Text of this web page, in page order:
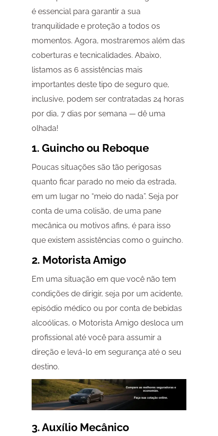
é essencial para garantir a sua
tranquilidade e proteção a todos os
momentos. Agora, mostraremos além das
coberturas e tecnicalidades. Abaixo,
listamos as 6 assistências mais
importantes deste tipo de seguro que,
inclusive, podem ser contratadas 24 horas
por dia, 7 dias por semana — dê uma
olhada!
1. Guincho ou Reboque
Poucas situações são tão perigosas
quanto ficar parado no meio da estrada,
em um lugar no “meio do nada”. Seja por
conta de uma colisão, de uma pane
mecânica ou motivos afins, é para isso
que existem assistências como o guincho.
2. Motorista Amigo
Em uma situação em que você não tem
condições de dirigir, seja por um acidente,
episódio médico ou por conta de bebidas
alcoólicas, o Motorista Amigo desloca um
profissional até você para assumir a
direção e levá-lo em segurança até o seu
destino.
3. Auxílio Mecânico